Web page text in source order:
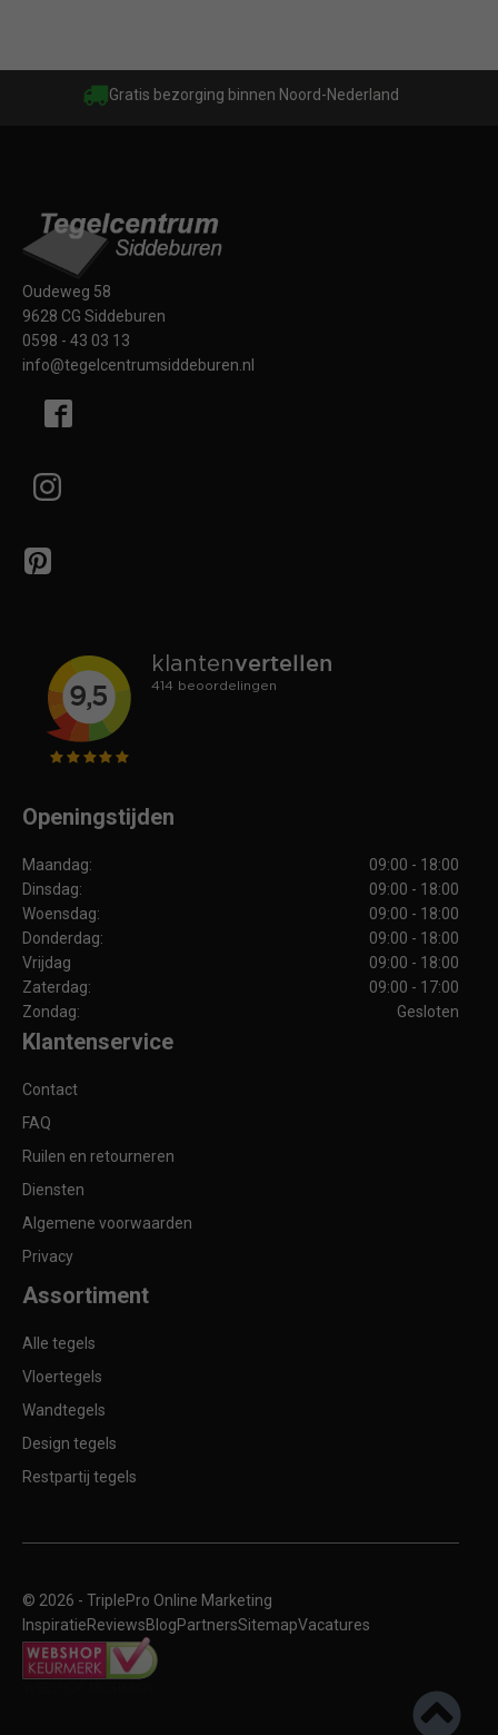
Gratis bezorging binnen Noord-Nederland
Oudeweg 58
9628 CG Siddeburen
0598 - 43 03 13
info@tegelcentrumsiddeburen.nl
Openingstijden
Maandag:
09:00 - 18:00
Dinsdag:
09:00 - 18:00
Woensdag:
09:00 - 18:00
Donderdag:
09:00 - 18:00
Vrijdag
09:00 - 18:00
Zaterdag:
09:00 - 17:00
Zondag:
Gesloten
Klantenservice
Contact
FAQ
Ruilen en retourneren
Diensten
Algemene voorwaarden
Privacy
Assortiment
Alle tegels
Vloertegels
Wandtegels
Design tegels
Restpartij tegels
© 2026 - TriplePro Online Marketing
InspiratieReviewsBlogPartnersSitemapVacatures